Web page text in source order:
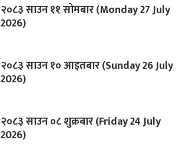
२०८३ साउन ११ सोमबार (Monday 27 July
2026)
२०८३ साउन १० आइतबार (Sunday 26 July
2026)
२०८३ साउन ०८ शुक्रबार (Friday 24 July
2026)